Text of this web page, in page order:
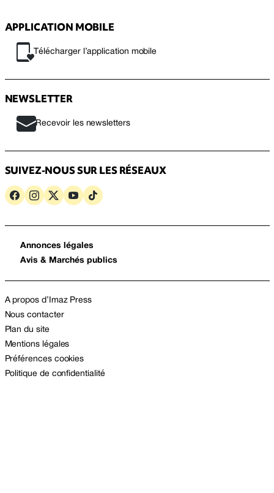
APPLICATION MOBILE
Télécharger l’application mobile
NEWSLETTER
Recevoir les newsletters
SUIVEZ-NOUS SUR LES RÉSEAUX
Annonces légales
Avis & Marchés publics
A propos d’Imaz Press
Nous contacter
Plan du site
Mentions légales
Préférences cookies
Politique de confidentialité